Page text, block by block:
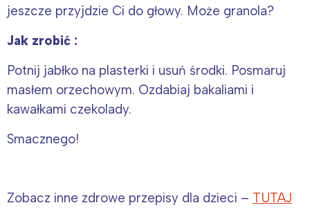
jeszcze przyjdzie Ci do głowy. Może granola?
Jak zrobić :
Potnij jabłko na plasterki i usuń środki. Posmaruj
masłem orzechowym. Ozdabiaj bakaliami i
kawałkami czekolady.
Smacznego!
Zobacz inne zdrowe przepisy dla dzieci – TUTAJ